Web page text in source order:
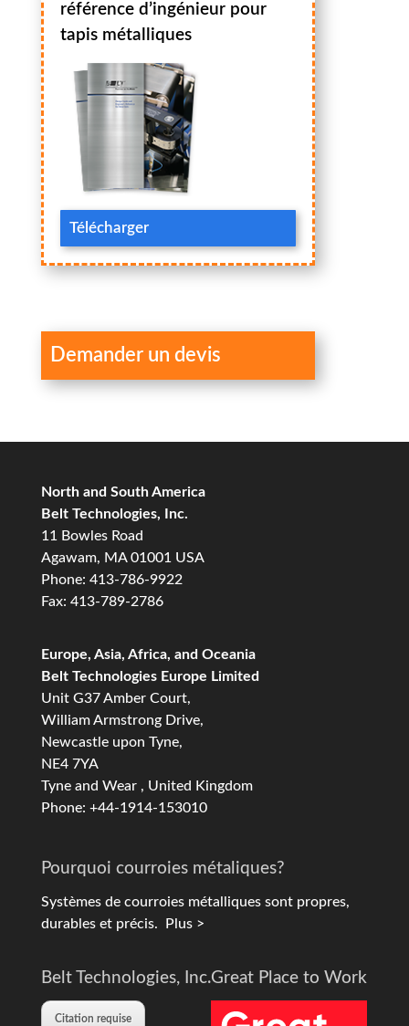
référence d’ingénieur pour
tapis métalliques
Télécharger
Demander un devis
North and South America
Belt Technologies, Inc.
11 Bowles Road
Agawam, MA 01001 USA
Phone: 413-786-9922
Fax: 413-789-2786
Europe, Asia, Africa, and Oceania
Belt Technologies Europe Limited
Unit G37 Amber Court,
William Armstrong Drive,
Newcastle upon Tyne,
NE4 7YA
Tyne and Wear , United Kingdom
Phone: +44-1914-153010
Pourquoi courroies métaliques?
Systèmes de courroies métalliques sont propres,
durables et précis. Plus >
Belt Technologies, Inc.
Citation requise
Great Place to Work